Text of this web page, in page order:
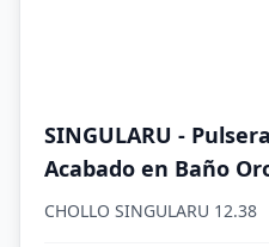
SINGULARU -
Acabado en Baño
en Cristales de
CHOLLO SINGULARU 12.38